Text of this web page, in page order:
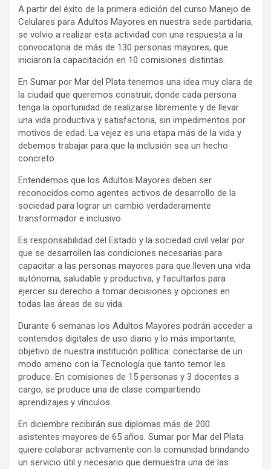
b
o
o
k
n
g
er
er s
A
p
p
gr
a
m
ri
e
n
dl
y
A partir del éxito de la primera edición del curso Manejo de
Celulares para Adultos Mayores en nuestra sede partidaria,
se volvio a realizar esta actividad con una respuesta a la
convocatoria de más de 130 personas mayores, que
iniciaron la capacitación en 10 comisiones distintas.
En Sumar por Mar del Plata tenemos una idea muy clara de
la ciudad que queremos construir, donde cada persona
tenga la oportunidad de realizarse libremente y de llevar
una vida productiva y satisfactoria, sin impedimentos por
motivos de edad. La vejez es una etapa más de la vida y
debemos trabajar para que la inclusión sea un hecho
concreto.
Entendemos que los Adultos Mayores deben ser
reconocidos como agentes activos de desarrollo de la
sociedad para lograr un cambio verdaderamente
transformador e inclusivo.
Es responsabilidad del Estado y la sociedad civil velar por
que se desarrollen las condiciones necesarias para
capacitar a las personas mayores para que lleven una vida
autónoma, saludable y productiva, y facultarlos para
ejercer su derecho a tomar decisiones y opciones en
todas las áreas de su vida.
Durante 6 semanas los Adultos Mayores podrán acceder a
contenidos digitales de uso diario y lo más importante,
objetivo de nuestra institución política: conectarse de un
modo ameno con la Tecnología que tanto temor les
produce. En comisiones de 15 personas y 3 docentes a
cargo, se produce una de clase compartiendo
aprendizajes y vínculos.
En diciembre recibirán sus diplomas más de 200
asistentes mayores de 65 años. Sumar por Mar del Plata
quiere colaborar activamente con la comunidad brindando
un servicio útil y necesario que demuestra una de las